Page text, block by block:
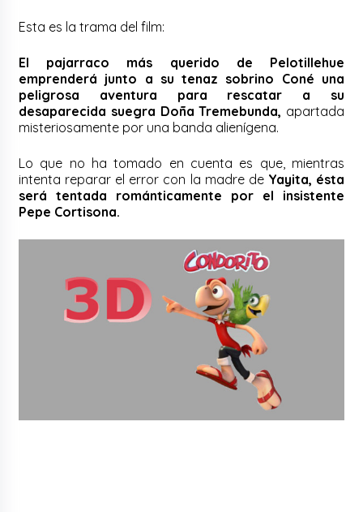
Esta es la trama del film:
El pajarraco más querido de Pelotillehue
emprenderá junto a su tenaz sobrino Coné una
peligrosa aventura para rescatar a su
desaparecida suegra Doña Tremebunda, apartada
misteriosamente por una banda alienígena.
Lo que no ha tomado en cuenta es que, mientras
intenta reparar el error con la madre de Yayita, ésta
será tentada románticamente por el insistente
Pepe Cortisona.